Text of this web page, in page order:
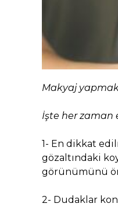
Makyaj
İşte her zaman
1- En dikkat
gözaltındaki
görünümünü
2- Dudaklar